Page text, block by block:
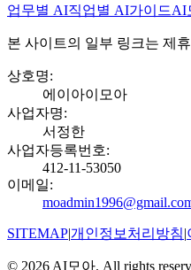
업무별 AI직업별 AI가이드AI
본 사이트의 일부 링크는 제
상호명:
에이아이모아
사업자명:
서정한
사업자등록번호:
412-11-53050
이메일:
SITEMAP|개인정보처리방침|
© 2026 AI모아. All rights